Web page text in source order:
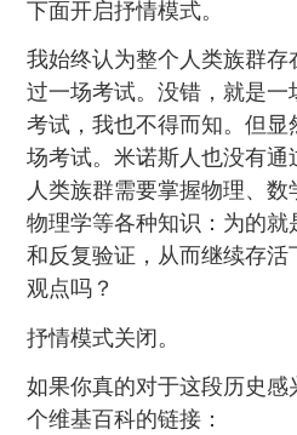
下面开启抒情模式。
我始终认为整个人类族群
过一场考试。没错，就是
考试，我也不得而知。但
场考试。米诺斯人也没有
人类族群需要掌握物理、
物理学等各种知识：为的
和反复验证，从而继续存
观点吗？
抒情模式关闭。
如果你真的对于这段历史
个维基百科的链接：